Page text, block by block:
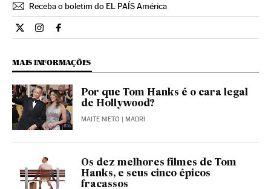
Receba o boletim do EL PAÍS América
Cultura El País Brasil en Twitter
Cultura El País Brasil en Instagram
Cultura El País Brasil en Facebook
MAIS INFORMAÇÕES
Por que Tom Hanks é o cara legal
de Hollywood?
MAITE NIETO | MADRI
Os dez melhores filmes de Tom
Hanks, e seus cinco épicos
fracassos